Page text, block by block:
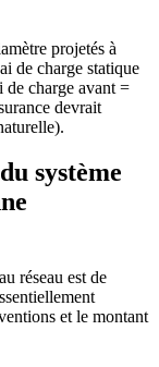
projetés à
de charge statique
de charge avant =
devrait
système
réseau est de
et le montant